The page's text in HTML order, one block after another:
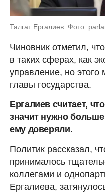
Талгат Ергалиев. Фото:
Чиновник отметил,
в таких сферах, как
управление, но этого
главы государства.
Ергалиев считает,
значит нужно
ему доверяли.
Политик рассказал,
принималось
коллегами и
Ергалиева,